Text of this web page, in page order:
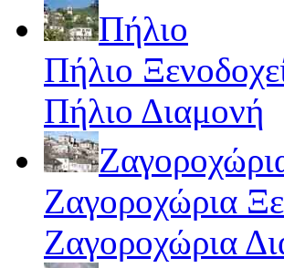
Πήλιο
Πήλιο
Πήλιο Διαμονή
Ζαγοροχώρια
Ζαγοροχώρια